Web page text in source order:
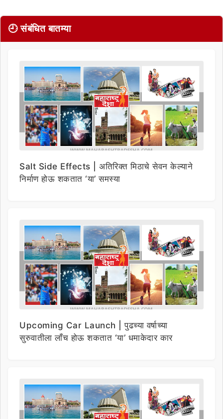
🕘 संबंधित बातम्या
Salt Side Effects | अतिरिक्त मिठाचे सेवन केल्याने
निर्माण होऊ शकतात ‘या’ समस्या
Upcoming Car Launch | पुढच्या वर्षाच्या
सुरुवातीला लाँच होऊ शकतात ‘या’ धमाकेदार कार